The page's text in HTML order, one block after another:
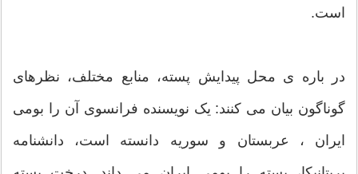
است.
در باره ی محل پیدایش پسته، منابع مختلف، نظرهای
گوناگون بیان می کنند: یک نویسنده فرانسوی آن را بومی
ایران ، عربستان و سوریه دانسته است، دانشنامه